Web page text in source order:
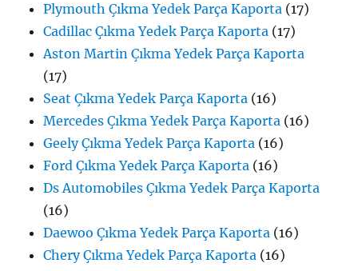
Plymouth Çıkma Yedek Parça Kaporta (17)
Cadillac Çıkma Yedek Parça Kaporta (17)
Aston Martin Çıkma Yedek Parça Kaporta
(17)
Seat Çıkma Yedek Parça Kaporta (16)
Mercedes Çıkma Yedek Parça Kaporta (16)
Geely Çıkma Yedek Parça Kaporta (16)
Ford Çıkma Yedek Parça Kaporta (16)
Ds Automobiles Çıkma Yedek Parça Kaporta
(16)
Daewoo Çıkma Yedek Parça Kaporta (16)
Chery Çıkma Yedek Parça Kaporta (16)